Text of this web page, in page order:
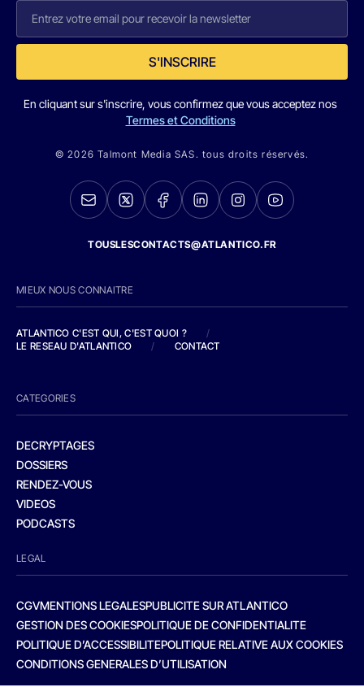
S'INSCRIRE
En cliquant sur s'inscrire, vous confirmez que vous acceptez nos
Termes et Conditions
© 2026 Talmont Media SAS. tous droits réservés.
TOUSLESCONTACTS@ATLANTICO.FR
MIEUX NOUS CONNAITRE
ATLANTICO C'EST QUI, C'EST QUOI ?
/
LE RESEAU D'ATLANTICO
/ CONTACT
CATEGORIES
DECRYPTAGES
DOSSIERS
RENDEZ-VOUS
VIDEOS
PODCASTS
LEGAL
CGVMENTIONS LEGALESPUBLICITE SUR ATLANTICO
GESTION DES COOKIESPOLITIQUE DE CONFIDENTIALITE
POLITIQUE D’ACCESSIBILITEPOLITIQUE RELATIVE AUX COOKIES
CONDITIONS GENERALES D’UTILISATION